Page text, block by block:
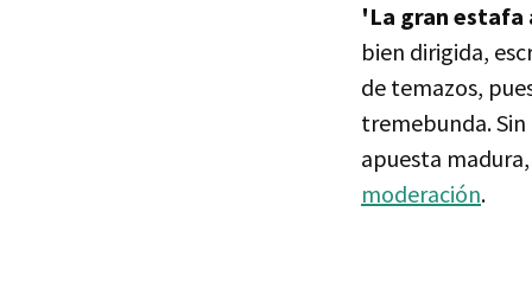
'La gran
bien dirigida,
de temazos,
tremebunda.
apuesta
moderación.